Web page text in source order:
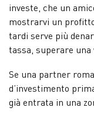
investe, che un
mostrarvi un
tardi serve più
tassa, superare
Se una partner
d’investimento
già entrata in una